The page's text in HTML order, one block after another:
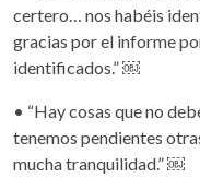
certero… nos habéis
gracias por el informe
identificados.” ￼
• “Hay cosas que no
tenemos pendientes
mucha tranquilidad.” ￼